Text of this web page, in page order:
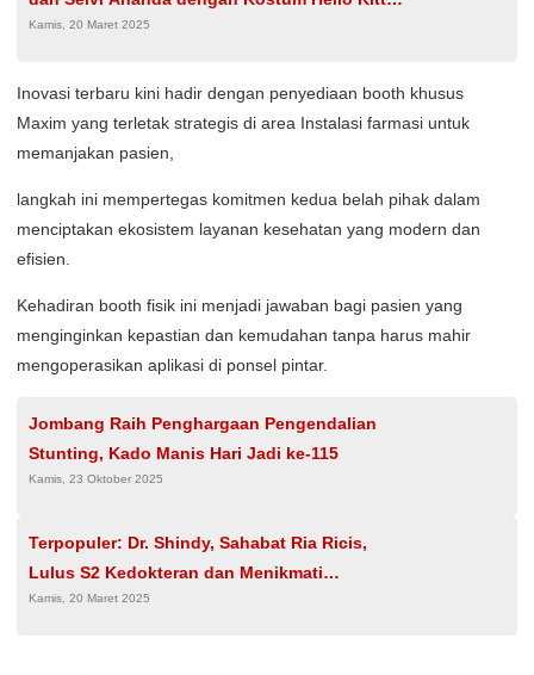
di La Lembah Manah
Kamis, 20 Maret 2025
Inovasi terbaru kini hadir dengan penyediaan booth khusus
Maxim yang terletak strategis di area Instalasi farmasi untuk
memanjakan pasien,
​langkah ini mempertegas komitmen kedua belah pihak dalam
menciptakan ekosistem layanan kesehatan yang modern dan
efisien.
Kehadiran booth fisik ini menjadi jawaban bagi pasien yang
menginginkan kepastian dan kemudahan tanpa harus mahir
mengoperasikan aplikasi di ponsel pintar.
Jombang Raih Penghargaan Pengendalian
Stunting, Kado Manis Hari Jadi ke-115
Kamis, 23 Oktober 2025
Terpopuler: Dr. Shindy, Sahabat Ria Ricis,
Lulus S2 Kedokteran dan Menikmati
Bahagianya sebagai Istri
Kamis, 20 Maret 2025